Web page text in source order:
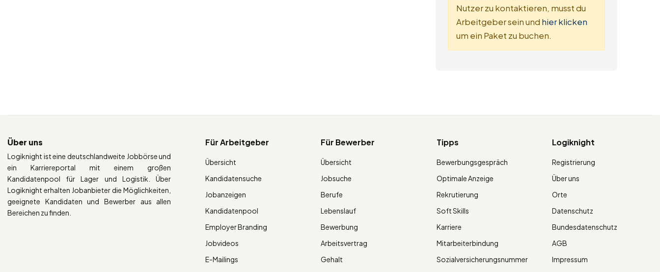
Nutzer zu kontaktieren, musst du
Arbeitgeber sein und hier klicken
um ein Paket zu buchen.
Über uns
Logiknight ist eine deutschlandweite Jobbörse und
ein Karriereportal mit einem großen
Kandidatenpool für Lager und Logistik. Über
Logiknight erhalten Jobanbieter die Möglichkeiten,
geeignete Kandidaten und Bewerber aus allen
Bereichen zu finden.
Für Arbeitgeber
Übersicht
Kandidatensuche
Jobanzeigen
Kandidatenpool
Employer Branding
Jobvideos
E-Mailings
Für Bewerber
Übersicht
Jobsuche
Berufe
Lebenslauf
Bewerbung
Arbeitsvertrag
Gehalt
Tipps
Bewerbungsgespräch
Optimale Anzeige
Rekrutierung
Soft Skills
Karriere
Mitarbeiterbindung
Sozialversicherungsnummer
Logiknight
Registrierung
Über uns
Orte
Datenschutz
Bundesdatenschutz
AGB
Impressum